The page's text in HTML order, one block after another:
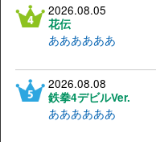
2026.08.05
花伝
ああああああ
2026.08.08
鉄拳4デビルVer.
ああああああ